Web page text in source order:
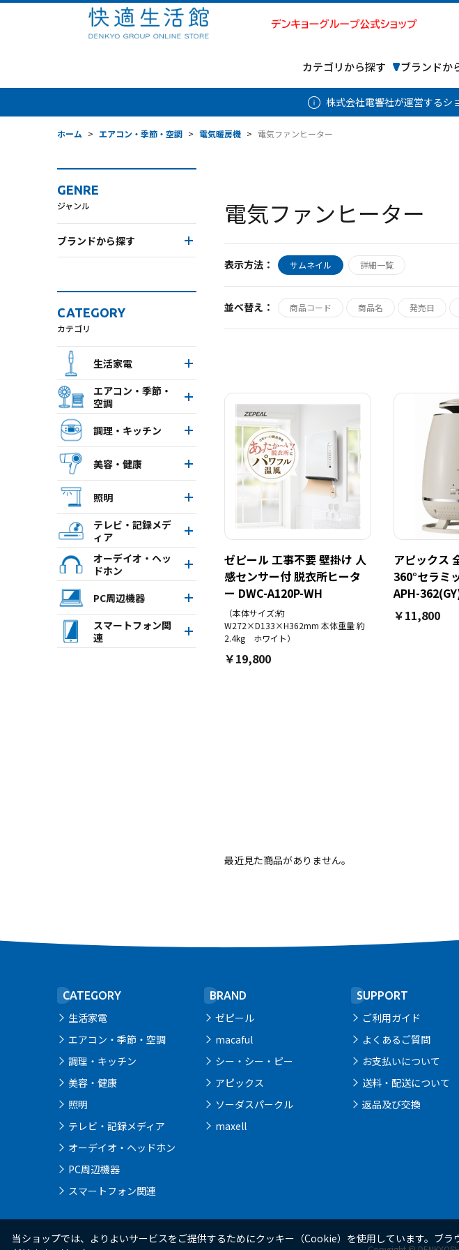
カテゴリから探す ブランドか
株式会社電響社が運営するシ
ホーム > エアコン・季節・空調 > 電気暖房機 > 電気ファンヒーター
GENRE
ジャンル
ブランドから探す
CATEGORY
カテゴリ
生活家電
エアコン・季節・
空調
調理・キッチン
美容・健康
照明
テレビ・記録メデ
ィア
オーデイオ・ヘッ
ドホン
PC周辺機器
スマートフォン関
連
電気ファンヒーター
表示方法： サムネイル 詳細一覧
並べ替え： 商品コード 商品名 発売日
ゼピール 工事不要 壁掛け 人
感センサー付 脱衣所ヒータ
ー DWC-A120P-WH
（本体サイズ:約
W272×D133×H362mm 本体重量 約
2.4kg ホワイト）
￥19,800
アピックス
360°セラミ
APH-
￥11,800
最近見た商品がありません。
CATEGORY
生活家電
エアコン・季節・空調
調理・キッチン
美容・健康
照明
テレビ・記録メディア
オーデイオ・ヘッドホン
PC周辺機器
スマートフォン関連
BRAND
ゼピール
macaful
シー・シー・ピー
アピックス
ソーダスパークル
maxell
SUPPORT
ご利用ガイド
よくあるご質問
お支払いについて
送料・配送について
返品及び交換
当ショップでは、よりよいサービスをご提供するためにクッキー（Cookie）を使用しています。ブ